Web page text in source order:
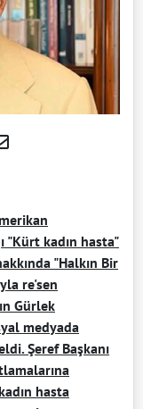
"Kürt kadın hasta"
"Halkın Bir
re'sen
Gürlek
medyada
Şeref Başkanı
hasta